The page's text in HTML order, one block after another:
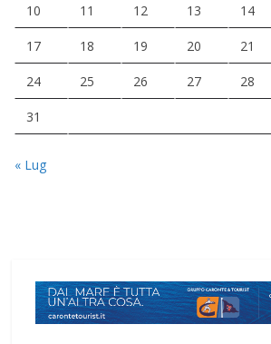
10 11 12 13 14
17 18 19 20 21
24 25 26 27 28
31
« Lug